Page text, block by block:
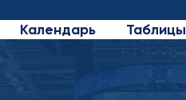
Календарь Таблицы